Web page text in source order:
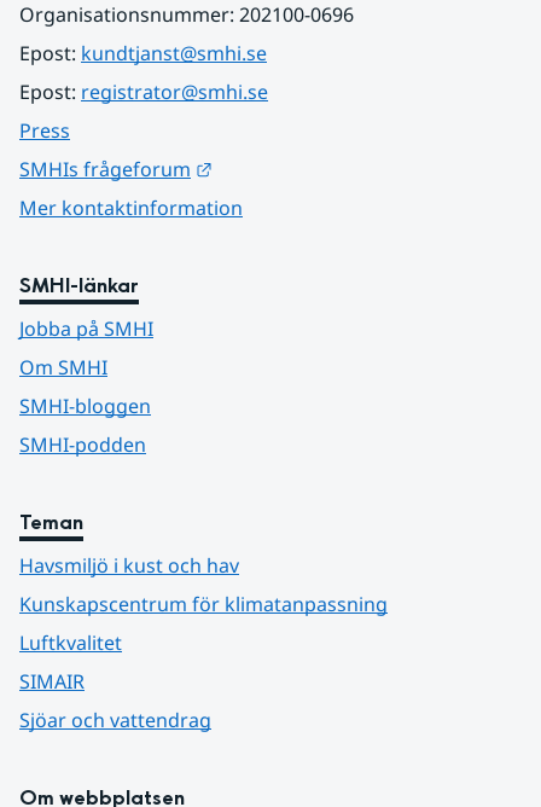
Organisationsnummer: 202100-0696
Epost: kundtjanst@smhi.se
Epost: registrator@smhi.se
Press
SMHIs frågeforum
Mer kontaktinformation
SMHI-länkar
Jobba på SMHI
Om SMHI
SMHI-bloggen
SMHI-podden
Teman
Havsmiljö i kust och hav
Kunskapscentrum för klimatanpassning
Luftkvalitet
SIMAIR
Sjöar och vattendrag
Om webbplatsen